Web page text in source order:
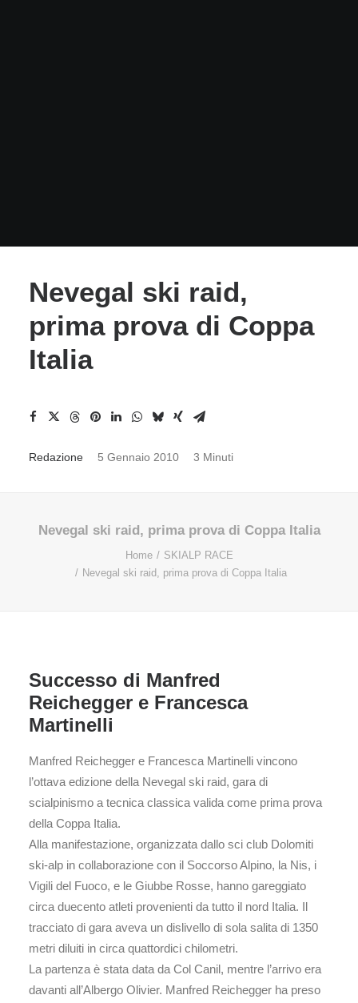
Nevegal ski raid,
prima prova di Coppa
Italia
Redazione 5 Gennaio 2010 3 Minuti
Nevegal ski raid, prima prova di Coppa Italia
Home
SKIALP RACE
Nevegal ski raid, prima prova di Coppa Italia
Successo di Manfred
Reichegger e Francesca
Martinelli
Manfred Reichegger e Francesca Martinelli vincono
l’ottava edizione della Nevegal ski raid, gara di
scialpinismo a tecnica classica valida come prima prova
della Coppa Italia.
Alla manifestazione, organizzata dallo sci club Dolomiti
ski-alp in collaborazione con il Soccorso Alpino, la Nis, i
Vigili del Fuoco, e le Giubbe Rosse, hanno gareggiato
circa duecento atleti provenienti da tutto il nord Italia. Il
tracciato di gara aveva un dislivello di sola salita di 1350
metri diluiti in circa quattordici chilometri.
La partenza è stata data da Col Canil, mentre l’arrivo era
davanti all’Albergo Olivier. Manfred Reichegger ha preso